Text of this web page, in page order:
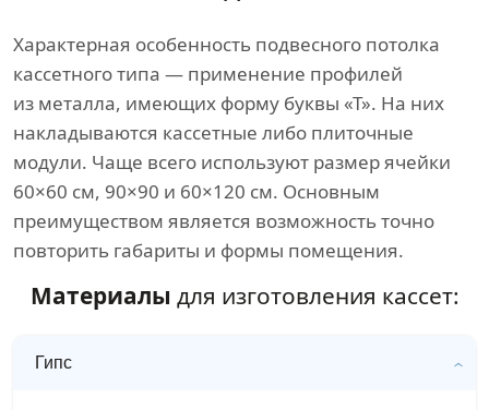
Характерная особенность подвесного потолка
кассетного типа — применение профилей
из металла, имеющих форму буквы «Т». На них
накладываются кассетные либо плиточные
модули. Чаще всего используют размер ячейки
60×60 см, 90×90 и 60×120 см. Основным
преимуществом является возможность точно
повторить габариты и формы помещения.
Материалы для изготовления кассет:
Гипс